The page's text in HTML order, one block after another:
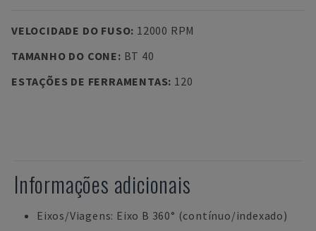
VELOCIDADE DO FUSO: 12000 RPM
TAMANHO DO CONE: BT 40
ESTAÇÕES DE FERRAMENTAS: 120
Informações adicionais
Eixos/Viagens: Eixo B 360° (contínuo/indexado)